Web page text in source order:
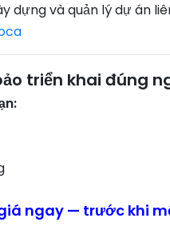
dựng và quản lý dự án
triển khai đúng
ngay — trước khi